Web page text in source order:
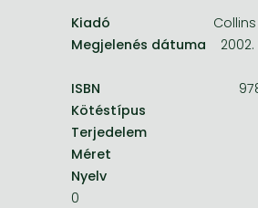
Kiadó
Megjelenés dátuma
ISBN
Kötéstípus
Terjedelem
Méret
Nyelv
0